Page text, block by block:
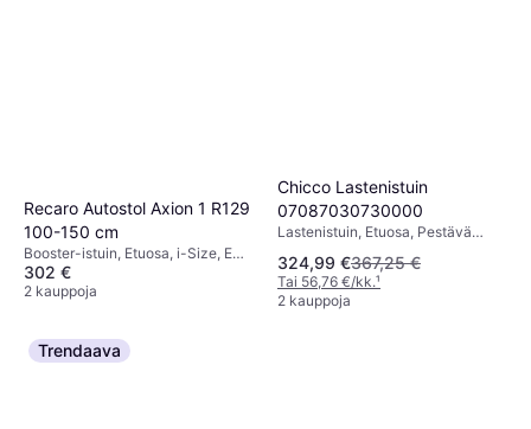
Recaro Autostol Axion 1 R129
100-150 cm
Booster-istuin, Etuosa, i-Size, ECE
R44, Pestävä päällinen,
Sivutörmäyssuojaus (ASIP),
302 €
2 kauppoja
Chicco Lastenistuin
07087030730000
Lastenistuin, Etuosa, Pestävä
324,99 €367,25 €
Tai 56,76 €/kk.¹
2 kauppoja
Trendaava